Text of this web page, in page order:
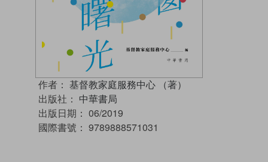
作者： 基督教家庭服務中心 （著）
出版社： 中華書局
出版日期： 06/2019
國際書號： 9789888571031